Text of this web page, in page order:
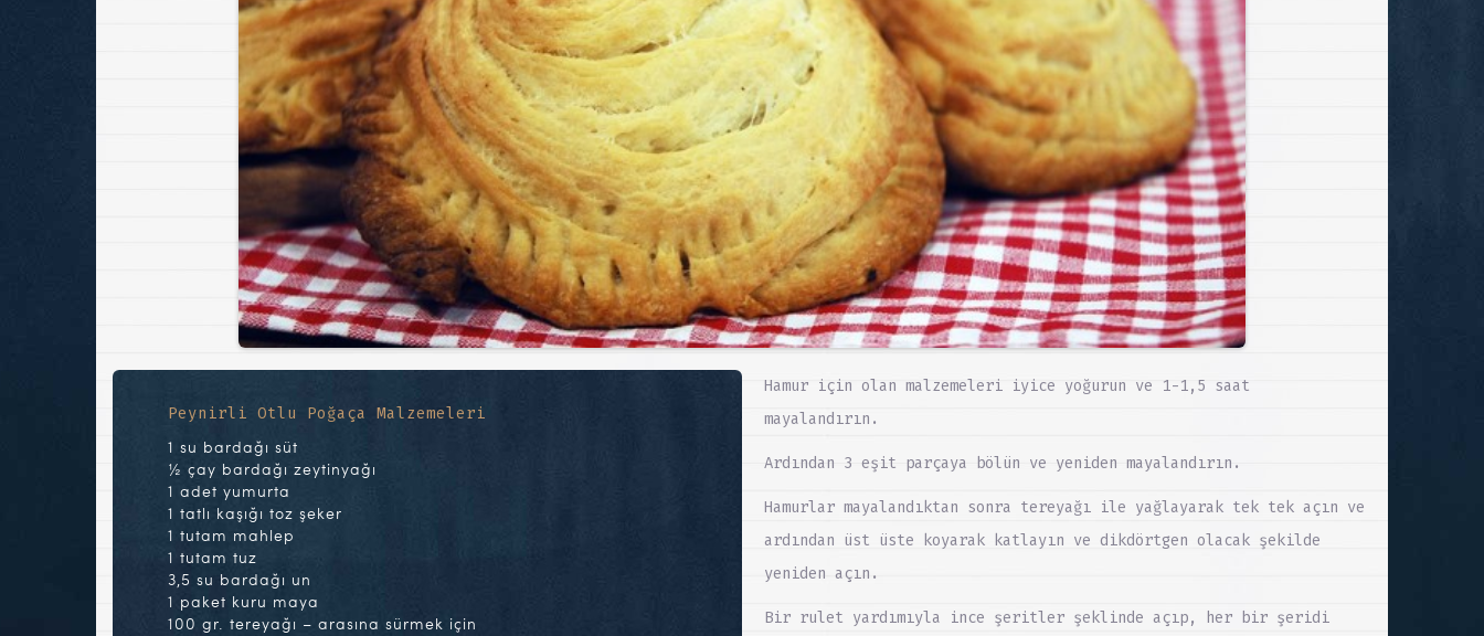
Peynirli Otlu Poğaça Malzemeleri
1 su bardağı süt
½ çay bardağı zeytinyağı
1 adet yumurta
1 tatlı kaşığı toz şeker
1 tutam mahlep
1 tutam tuz
3,5 su bardağı un
1 paket kuru maya
100 gr. tereyağı – arasına sürmek için
Hamur için olan malzemeleri iyice yoğurun ve 1-1,5 saat
mayalandırın.
Ardından 3 eşit parçaya bölün ve yeniden mayalandırın.
Hamurlar mayalandıktan sonra tereyağı ile yağlayarak tek tek açın ve
ardından üst üste koyarak katlayın ve dikdörtgen olacak şekilde
yeniden açın.
Bir rulet yardımıyla ince şeritler şeklinde açıp, her bir şeridi